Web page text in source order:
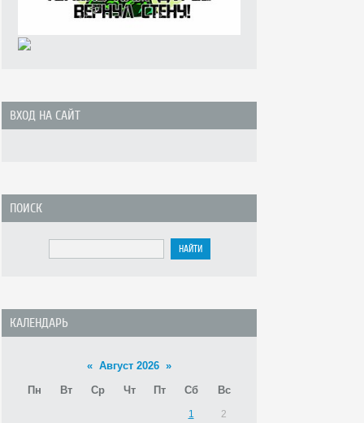
ВХОД НА САЙТ
ПОИСК
КАЛЕНДАРЬ
« Август 2026 »
Пн
Вт Ср Чт Пт Сб Вс
1 2